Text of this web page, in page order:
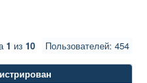
Пользователей: 454
1 из 10